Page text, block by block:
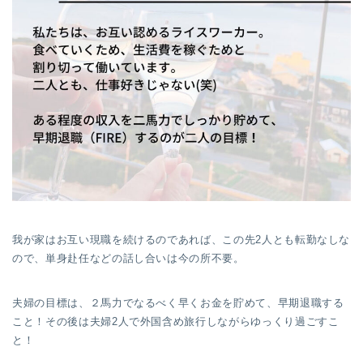
我が家はお互い現職を続けるのであれば、この先2人とも転勤なしな
ので、単身赴任などの話し合いは今の所不要。
夫婦の目標は、２馬力でなるべく早くお金を貯めて、早期退職する
こと！その後は夫婦2人で外国含め旅行しながらゆっくり過ごすこ
と！